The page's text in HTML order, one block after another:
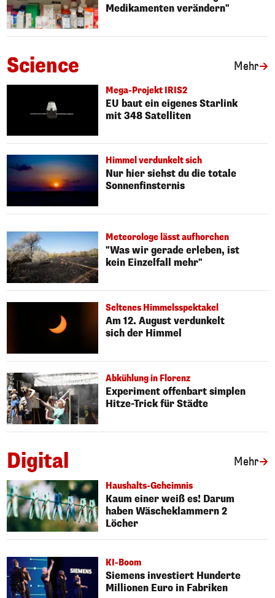
Medikamenten verändern"
Science Mehr
Mega-Projekt IRIS2
EU baut ein eigenes Starlink
mit 348 Satelliten
Himmel verdunkelt sich
Nur hier siehst du die totale
Sonnenfinsternis
Meteorologe lässt aufhorchen
"Was wir gerade erleben, ist
kein Einzelfall mehr"
Seltenes Himmelsspektakel
Am 12. August verdunkelt
sich der Himmel
Abkühlung in Florenz
Experiment offenbart simplen
Hitze-Trick für Städte
Digital Mehr
Haushalts-Geheimnis
Kaum einer weiß es! Darum
haben Wäscheklammern 2
Löcher
KI-Boom
Siemens investiert Hunderte
Millionen Euro in Fabriken